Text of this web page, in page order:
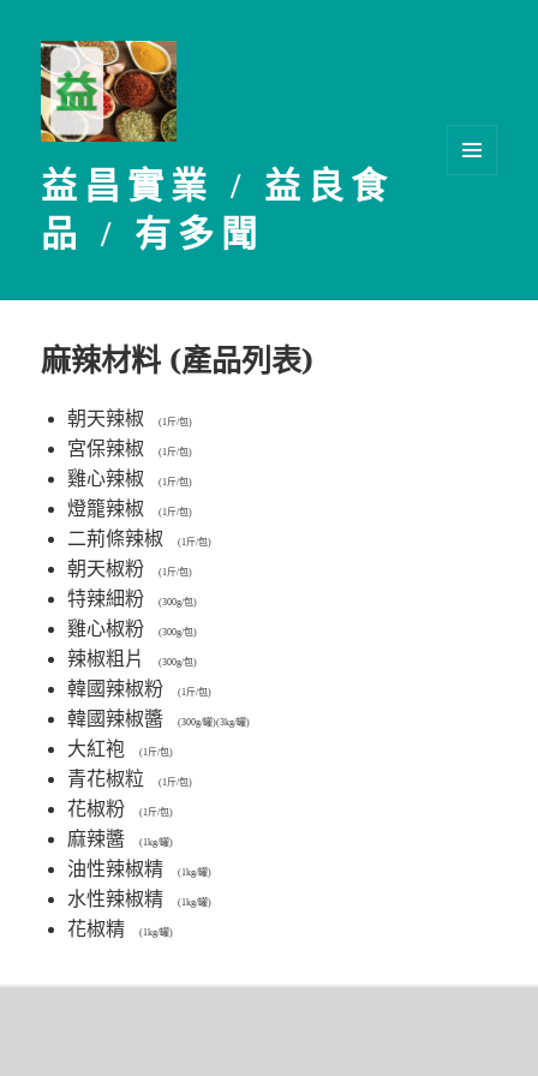
益昌實業 / 益良食
品 / 有多聞
麻辣材料 (產品列表)
朝天辣椒 (1斤/包)
宮保辣椒 (1斤/包)
雞心辣椒 (1斤/包)
燈籠辣椒 (1斤/包)
二荊條辣椒 (1斤/包)
朝天椒粉 (1斤/包)
特辣細粉 (300g/包)
雞心椒粉 (300g/包)
辣椒粗片 (300g/包)
韓國辣椒粉 (1斤/包)
韓國辣椒醬 (300g/罐)(3kg/罐)
大紅袍 (1斤/包)
青花椒粒 (1斤/包)
花椒粉 (1斤/包)
麻辣醬 (1kg/罐)
油性辣椒精 (1kg/罐)
水性辣椒精 (1kg/罐)
花椒精 (1kg/罐)